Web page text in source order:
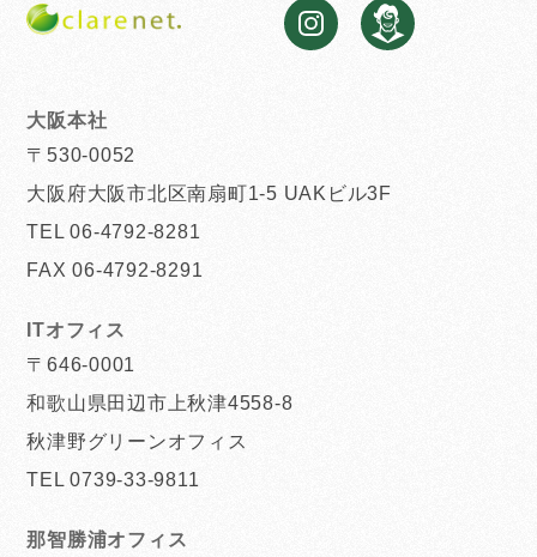
大阪本社
〒530-0052
大阪府大阪市北区南扇町1-5 UAKビル3F
TEL 06-4792-8281
FAX 06-4792-8291
ITオフィス
〒646-0001
和歌山県田辺市上秋津4558-8
秋津野グリーンオフィス
TEL 0739-33-9811
那智勝浦オフィス